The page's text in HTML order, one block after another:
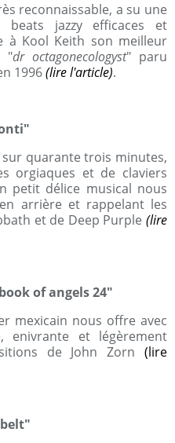
reconnaissable, a su une
jazzy efficaces et
à Kool Keith son meilleur
"dr octagonecologyst" paru
1996(lire l'article).
quarante trois minutes,
orgiaques et de claviers
petit délice musical nous
arrière et rappelant les
et de Deep Purple(lire
of angels 24"
mexicain nous offre avec
enivrante et légèrement
de John Zorn (lire
belt"